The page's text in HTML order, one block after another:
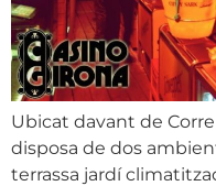
Ubicat davant de
disposa de dos
terrassa jardí